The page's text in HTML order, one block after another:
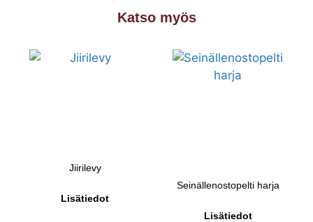
Katso myös
Jiirilevy
Lisätiedot
Seinällenostopelti harja
Lisätiedot